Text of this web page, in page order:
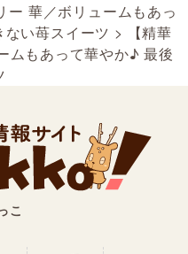
ー 華／ボリュームもあっ
い苺スイーツ >
【精華
ムもあって華やか♪ 最後
こ